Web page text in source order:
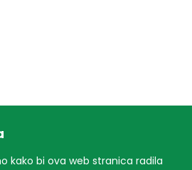
kako bi ova web stranica radila